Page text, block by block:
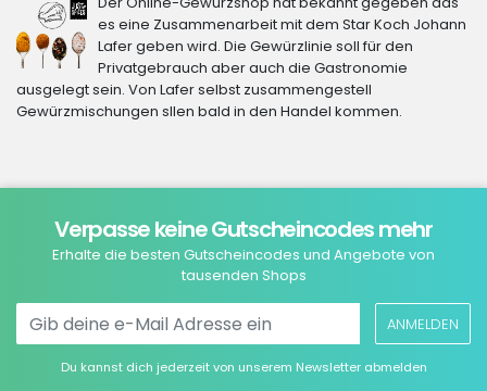
es eine Zusammenarbeit mit dem Star Koch Johann
Lafer geben wird. Die Gewürzlinie soll für den
Privatgebrauch aber auch die Gastronomie
ausgelegt sein. Von Lafer selbst zusammengestell
Gewürzmischungen sllen bald in den Handel kommen.
Verpasse keine Gutscheincodes mehr
Erhalte die besten Gutscheincodes und Angebote von
tausenden Shops
ANMELDEN
Du kannst dich jederzeit von unserem Newsletter abmelden